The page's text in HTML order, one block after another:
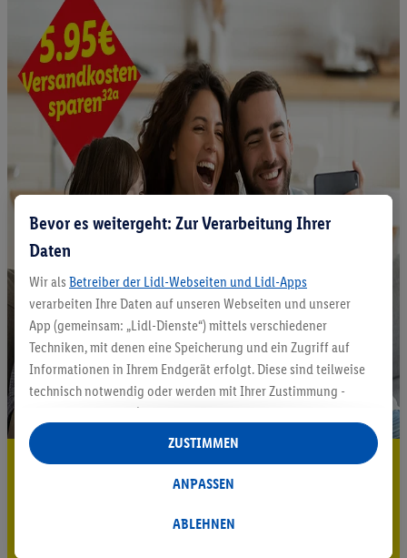
5.95 € Versand sparen³²ᵃ
Bevor es weitergeht: Zur Verarbeitung Ihrer
Daten
Wir als Betreiber der Lidl-Webseiten und Lidl-Apps
verarbeiten Ihre Daten auf unseren Webseiten und unserer
App (gemeinsam: „Lidl-Dienste“) mittels verschiedener
Techniken, mit denen eine Speicherung und ein Zugriff auf
Informationen in Ihrem Endgerät erfolgt. Diese sind teilweise
technisch notwendig oder werden mit Ihrer Zustimmung -
auch durch Partner (u.a.
Verantwortliche; im Zusammenhang mit dem IAB TCF
insgesamt
Statistik-Erstellung oder für personalisierte Werbung
Datenverarbeitungen für personalisierte Werbung werden
ABLEHNEN
ANPASSEN
ZUSTIMMEN